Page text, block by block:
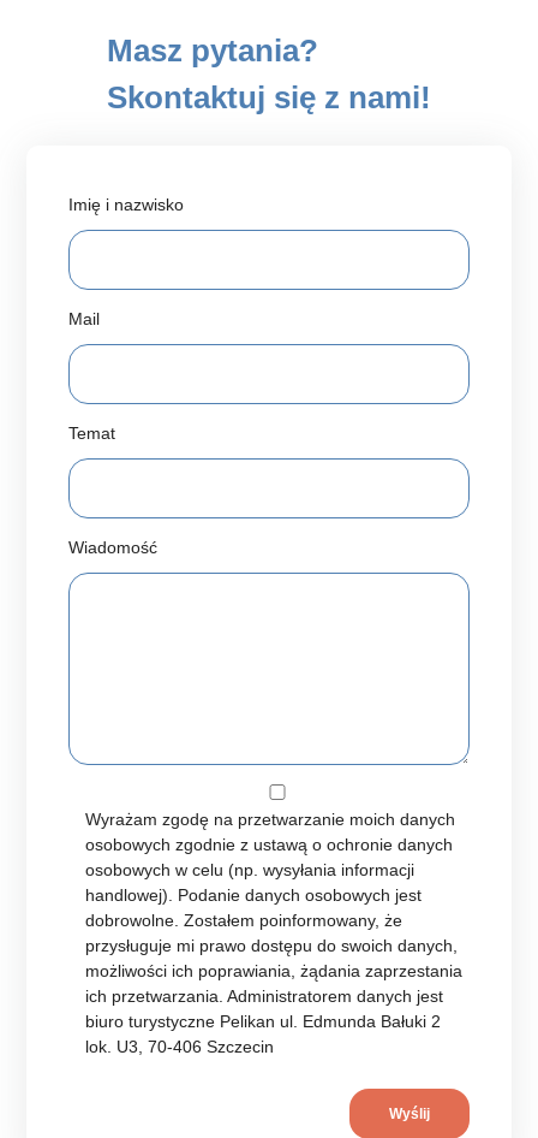
Masz pytania?
Skontaktuj się z nami!
Imię i nazwisko
Mail
Temat
Wiadomość
Wyrażam zgodę na przetwarzanie moich danych
osobowych zgodnie z ustawą o ochronie danych
osobowych w celu (np. wysyłania informacji
handlowej). Podanie danych osobowych jest
dobrowolne. Zostałem poinformowany, że
przysługuje mi prawo dostępu do swoich danych,
możliwości ich poprawiania, żądania zaprzestania
ich przetwarzania. Administratorem danych jest
biuro turystyczne Pelikan ul. Edmunda Bałuki 2
lok. U3, 70-406 Szczecin